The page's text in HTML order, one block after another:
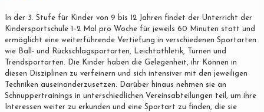
In der 3. Stufe für Kinder von 9 bis 12 Jahren findet der Unterricht der
Kindersportschule 1–2 Mal pro Woche für jeweils 60 Minuten statt und
ermöglicht eine weiterführende Vertiefung in verschiedenen Sportarten
wie Ball- und Rückschlagsportarten, Leichtathletik, Turnen und
Trendsportarten. Die Kinder haben die Gelegenheit, ihr Können in
diesen Disziplinen zu verfeinern und sich intensiver mit den jeweiligen
Techniken auseinanderzusetzen. Darüber hinaus nehmen sie an
Schnuppertrainings in unterschiedlichen Vereinsabteilungen teil, um ihre
Interessen weiter zu erkunden und eine Sportart zu finden, die sie